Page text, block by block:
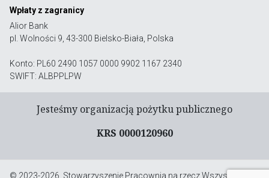
Wpłaty z zagranicy
Alior Bank
pl. Wolności 9, 43-300 Bielsko-Biała, Polska
Konto: PL60 2490 1057 0000 9902 1167 2340
SWIFT: ALBPPLPW
Jesteśmy organizacją pożytku publicznego
KRS 0000120960
© 2023-2026, Stowarzyszenie Pracownia na rzecz Wszystkich